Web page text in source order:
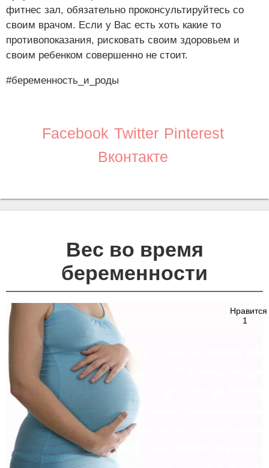
фитнес зал, обязательно проконсультируйтесь со
своим врачом. Если у Вас есть хоть какие то
противопоказания, рисковать своим здоровьем и
своим ребенком совершенно не стоит.
#беременность_и_роды
Facebook Twitter Pinterest
Вконтакте
Вес во время
беременности
Нравится
1